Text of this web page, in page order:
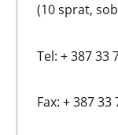
(10 sprat,
Tel: + 387 33
Fax: + 387 33